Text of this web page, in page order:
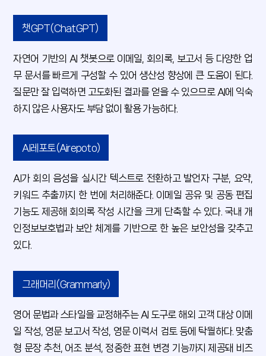
챗GPT(ChatGPT)
자연어 기반의 AI 챗봇으로 이메일, 회의록, 보고서 등 다양한 업
무 문서를 빠르게 구성할 수 있어 생산성 향상에 큰 도움이 된다.
질문만 잘 입력하면 고도화된 결과를 얻을 수 있으므로 AI에 익숙
하지 않은 사용자도 부담 없이 활용 가능하다.
AI레포토(Airepoto)
AI가 회의 음성을 실시간 텍스트로 전환하고 발언자 구분, 요약,
키워드 추출까지 한 번에 처리해준다. 이메일 공유 및 공동 편집
기능도 제공해 회의록 작성 시간을 크게 단축할 수 있다. 국내 개
인정보보호법과 보안 체계를 기반으로 한 높은 보안성을 갖추고
있다.
그래머리(Grammarly)
영어 문법과 스타일을 교정해주는 AI 도구로 해외 고객 대상 이메
일 작성, 영문 보고서 작성, 영문 이력서 검토 등에 탁월하다. 맞춤
형 문장 추천, 어조 분석, 정중한 표현 변경 기능까지 제공돼 비즈